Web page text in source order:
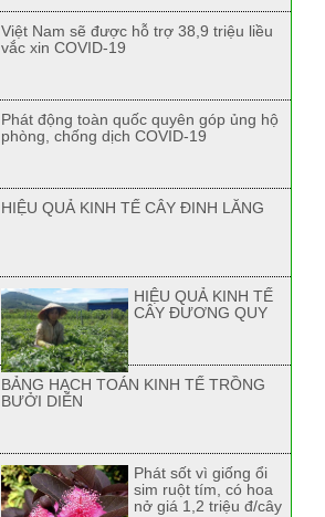
Việt Nam sẽ được hỗ trợ 38,9 triệu liều
vắc xin COVID-19
Phát động toàn quốc quyên góp ủng hộ
phòng, chống dịch COVID-19
HIỆU QUẢ KINH TẾ CÂY ĐINH LĂNG
HIỆU QUẢ KINH TẾ
CÂY ĐƯƠNG QUY
BẢNG HẠCH TOÁN KINH TẾ TRỒNG
BƯỞI DIỄN
Phát sốt vì giống ổi
sim ruột tím, có hoa
nở giá 1,2 triệu đ/cây